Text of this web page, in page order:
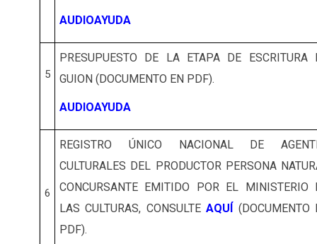
AUDIOAYUDA
5
PRESUPUESTO DE LA ETAPA DE ESCRITURA
GUION (DOCUMENTO EN PDF).
AUDIOAYUDA
6
REGISTRO ÚNICO NACIONAL DE
CULTURALES DEL PRODUCTOR PERSONA
CONCURSANTE EMITIDO POR EL MINISTERIO
LAS CULTURAS, CONSULTEAQUÍ
(DOCUMENTO
PDF).